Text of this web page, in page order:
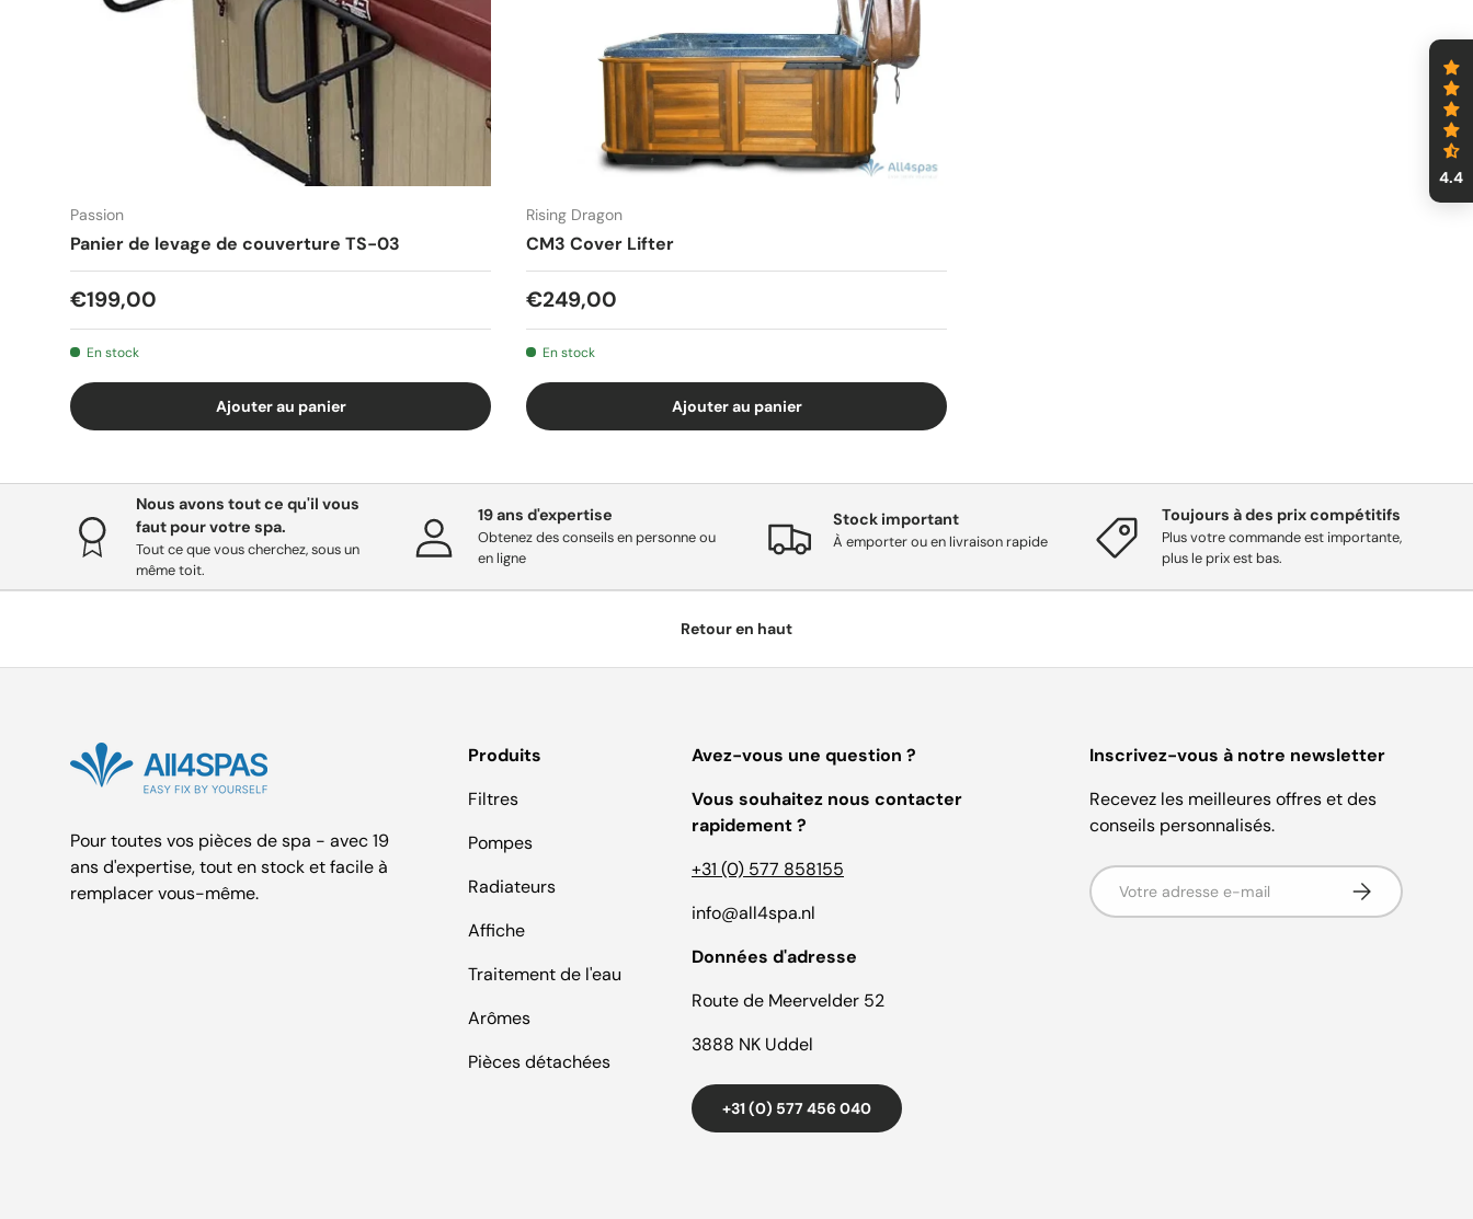
Passion
Panier de levage de couverture TS-03
€199,00
En stock
Ajouter au panier
Rising Dragon
CM3 Cover Lifter
€249,00
En stock
Ajouter au panier
Nous avons tout ce qu'il vous
faut pour votre spa.
Tout ce que vous cherchez, sous un
même toit.
19 ans d'expertise
Obtenez des conseils en personne ou
en ligne
Stock important
À emporter ou en livraison rapide
Toujours à des prix compétitifs
Plus votre commande est importante,
plus le prix est bas.
Retour en haut
Pour toutes vos pièces de spa - avec 19
ans d'expertise, tout en stock et facile à
remplacer vous-même.
Produits
Filtres
Pompes
Radiateurs
Affiche
Traitement de l'eau
Arômes
Pièces détachées
Avez-vous une question ?
Vous souhaitez nous contacter
rapidement ?
+31 (0) 577 858155
info@all4spa.nl
Données d'adresse
Route de Meervelder 52
3888 NK Uddel
+31 (0) 577 456 040
Inscrivez-vous à notre newsletter
Recevez les meilleures offres et des
conseils personnalisés.
Adresse e-mail S'abonner
4.4